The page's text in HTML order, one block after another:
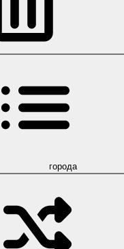
города